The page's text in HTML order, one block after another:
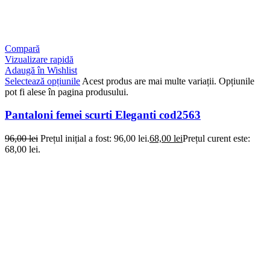
Compară
Vizualizare rapidă
Adaugă în Wishlist
Selectează opțiunile Acest produs are mai multe variații. Opțiunile
pot fi alese în pagina produsului.
Pantaloni femei scurti Eleganti cod2563
96,00lei Prețul inițial a fost: 96,00 lei.68,00 leiPrețul curent este:
68,00 lei.